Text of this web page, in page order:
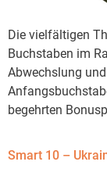
Die vielfältigen
Buchstaben im
Abwechslung
begehrten
Smart 10 –